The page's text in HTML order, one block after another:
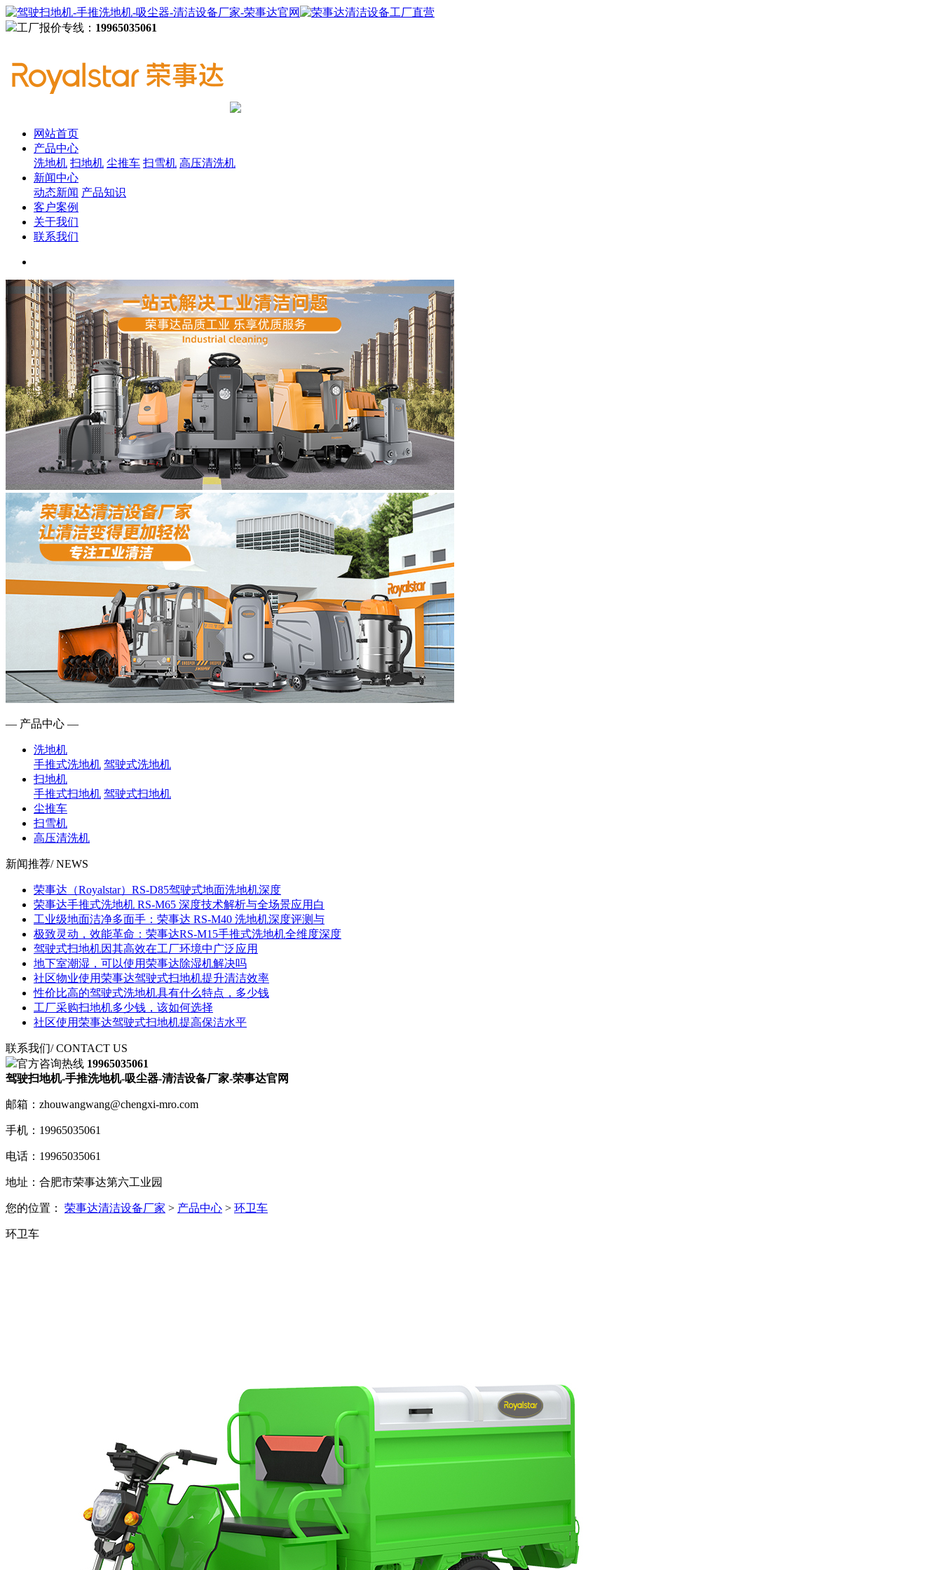
工厂报价专线： 19965035061
网站首页
产品中心
洗地机 扫地机 尘推车 扫雪机 高压清洗机
新闻中心
动态新闻 产品知识
客户案例
关于我们
联系我们
— 产品中心 —
洗地机
手推式洗地机 驾驶式洗地机
扫地机
手推式扫地机 驾驶式扫地机
尘推车
扫雪机
高压清洗机
新闻推荐/ NEWS
荣事达（Royalstar）RS-D85驾驶式地面洗地机深度
荣事达手推式洗地机 RS-M65 深度技术解析与全场景应用白
工业级地面洁净多面手：荣事达 RS-M40 洗地机深度评测与
极致灵动，效能革命：荣事达RS-M15手推式洗地机全维度深度
驾驶式扫地机​因其高效在工厂环境中广泛应用
地下室潮湿，可以使用荣事达除湿机解决吗
社区物业使用荣事达驾驶式扫地机提升清洁效率
性价比高的驾驶式洗地机具有什么特点，多少钱
工厂采购扫地机多少钱，该如何选择
社区使用荣事达驾驶式扫地机提高保洁水平
联系我们/ CONTACT US
官方咨询热线 19965035061
驾驶扫地机-手推洗地机-吸尘器-清洁设备厂家-荣事达官网
邮箱：zhouwangwang@chengxi-mro.com
手机：19965035061
电话：19965035061
地址：合肥市荣事达第六工业园
您的位置： 荣事达清洁设备厂家 > 产品中心 > 环卫车
环卫车